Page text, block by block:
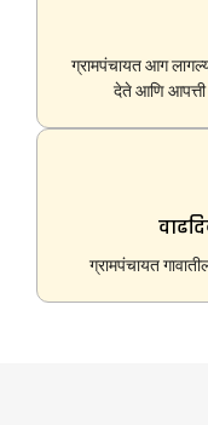
ग्रामपंचायत आग
देते आणि
ग्रामपंचायत